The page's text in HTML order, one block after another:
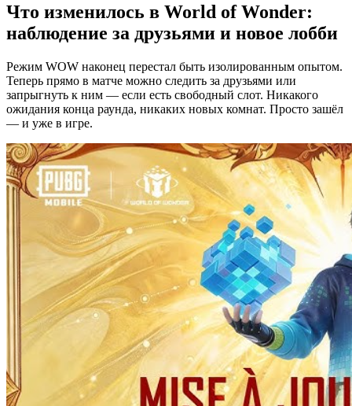
Что изменилось в World of Wonder:
наблюдение за друзьями и новое лобби
Режим WOW наконец перестал быть изолированным опытом.
Теперь прямо в матче можно следить за друзьями или
запрыгнуть к ним — если есть свободный слот. Никакого
ожидания конца раунда, никаких новых комнат. Просто зашёл
— и уже в игре.